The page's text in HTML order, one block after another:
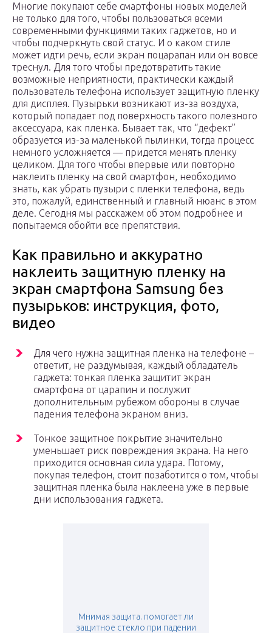
Многие покупают себе смартфоны новых моделей
не только для того, чтобы пользоваться всеми
современными функциями таких гаджетов, но и
чтобы подчеркнуть свой статус. И о каком стиле
может идти речь, если экран поцарапан или он вовсе
треснул. Для того чтобы предотвратить такие
возможные неприятности, практически каждый
пользователь телефона использует защитную пленку
для дисплея. Пузырьки возникают из-за воздуха,
который попадает под поверхность такого полезного
аксессуара, как пленка. Бывает так, что “дефект”
образуется из-за маленькой пылинки, тогда процесс
немного усложняется — придется менять пленку
целиком. Для того чтобы впервые или повторно
наклеить пленку на свой смартфон, необходимо
знать, как убрать пузыри с пленки телефона, ведь
это, пожалуй, единственный и главный нюанс в этом
деле. Сегодня мы расскажем об этом подробнее и
попытаемся обойти все препятствия.
Как правильно и аккуратно
наклеить защитную пленку на
экран смартфона Samsung без
пузырьков: инструкция, фото,
видео
Для чего нужна защитная пленка на телефоне –
ответит, не раздумывая, каждый обладатель
гаджета: тонкая пленка защитит экран
смартфона от царапин и послужит
дополнительным рубежом обороны в случае
падения телефона экраном вниз.
Тонкое защитное покрытие значительно
уменьшает риск повреждения экрана. На него
приходится основная сила удара. Потому,
покупая телефон, стоит позаботится о том, чтобы
защитная пленка была наклеена уже в первые
дни использования гаджета.
Мнимая защита. помогает ли
защитное стекло при падении